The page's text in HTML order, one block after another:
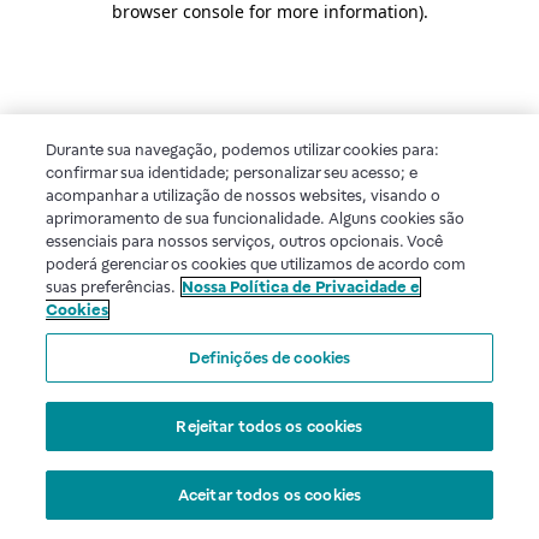
browser console for more information).
Durante sua navegação, podemos utilizar cookies para:
confirmar sua identidade; personalizar seu acesso; e
acompanhar a utilização de nossos websites, visando o
aprimoramento de sua funcionalidade. Alguns cookies são
essenciais para nossos serviços, outros opcionais. Você
poderá gerenciar os cookies que utilizamos de acordo com
suas preferências. Nossa Política de Privacidade e
Cookies
Definições de cookies
Rejeitar todos os cookies
Aceitar todos os cookies